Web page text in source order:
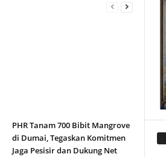
PHR Tanam 700 Bibit Mangrove
di Dumai, Tegaskan Komitmen
Jaga Pesisir dan Dukung Net